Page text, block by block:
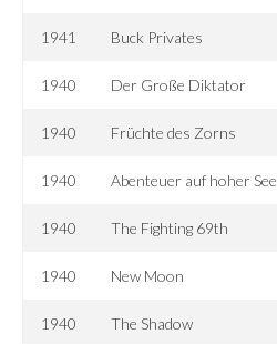
1941 Buck Privates
1940 Der Große Diktator
1940 Früchte des Zorns
1940 Abenteuer auf hoher See
1940 The Fighting 69th
1940 New Moon
1940 The Shadow